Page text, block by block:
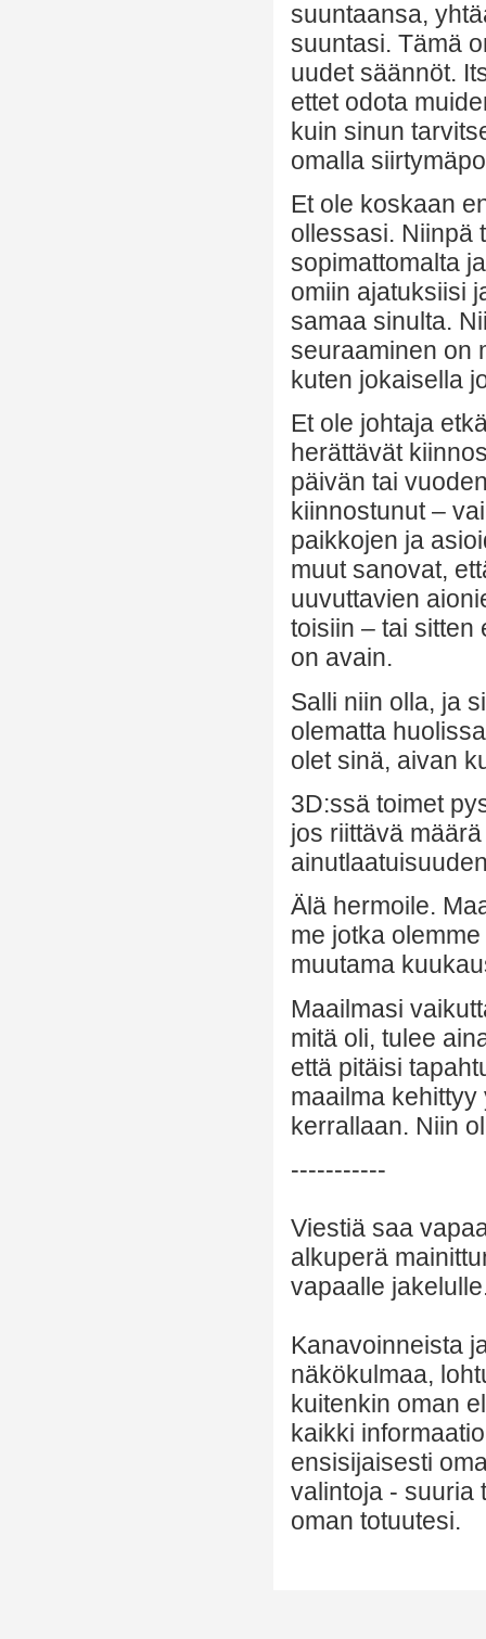
suuntaansa,
suuntasi. Tämä
uudet säännöt.
ettet odota
kuin sinun
omalla
Et ole koskaan
ollessasi. Niinpä
sopimattomalta
omiin ajatuksiisi
samaa sinulta.
seuraaminen on
kuten jokaisella
Et ole johtaja
herättävät
päivän tai
kiinnostunut –
paikkojen ja
muut sanovat,
uuvuttavien
toisiin – tai sitten
on avain.
Salli niin olla, ja
olematta
olet sinä, aivan
3D:ssä toimet
jos riittävä
Älä hermoile.
me jotka
muutama
Maailmasi
mitä oli, tulee
että pitäisi
maailma
kerrallaan. Niin
-----------
Viestiä saa
alkuperä
vapaalle
Kanavoinneista
näkökulmaa,
kuitenkin oman
kaikki
ensisijaisesti
valintoja - suuria
oman totuutesi.